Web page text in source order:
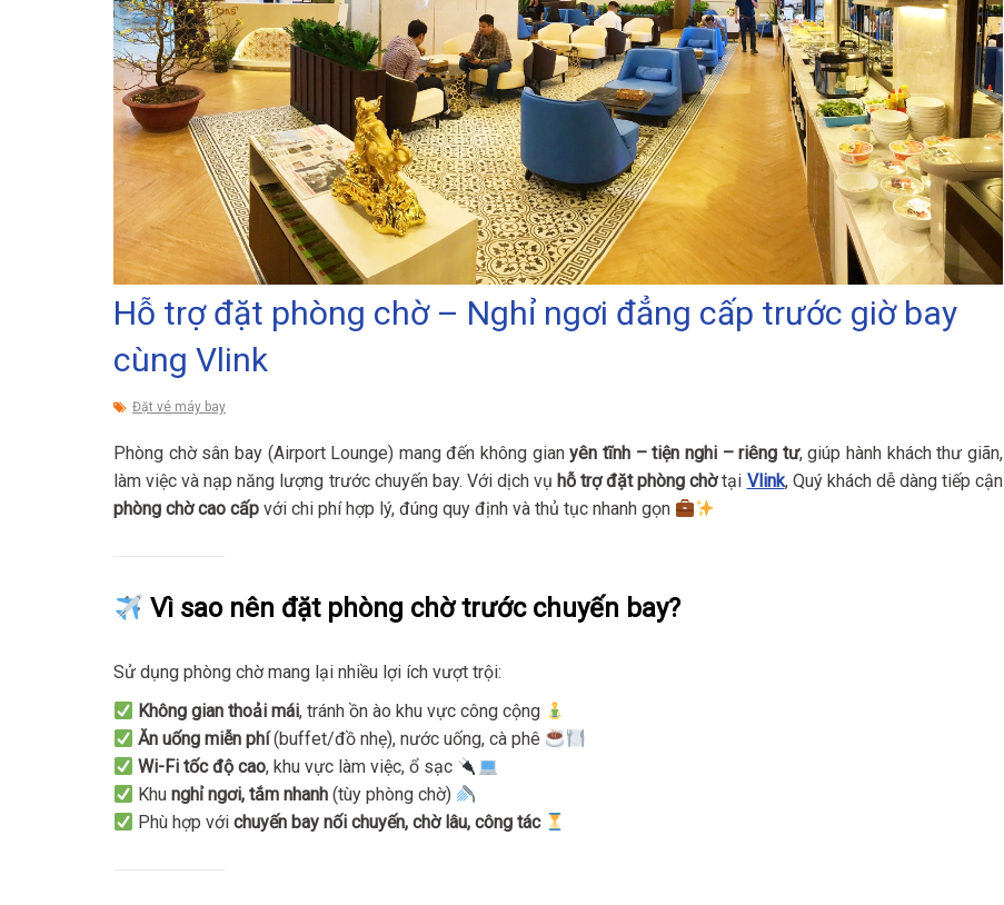
Hỗ trợ đặt phòng chờ – Nghỉ ngơi đẳng cấp trước giờ bay
cùng Vlink
Đặt vé máy bay
Phòng chờ sân bay (Airport Lounge) mang đến không gianyên tĩnh – tiện nghi – riêng tư, giúp hành khách thư giãn,
làm việc và nạp năng lượng trước chuyến bay. Với dịch vụ hỗ trợ đặt phòng chờtại Vlink, Quý khách dễ dàng tiếp cận
phòng chờ cao cấp với chi phí hợp lý, đúng quy định và thủ tục nhanh gọn
Vì sao nên đặt phòng chờ trước chuyến bay?
Sử dụng phòng chờ mang lại nhiều lợi ích vượt trội:
Không gian thoải mái, tránh ồn ào khu vực công cộng
Ăn uống miễn phí(buffet/đồ nhẹ), nước uống, cà phê
Wi-Fi tốc độ cao, khu vực làm việc, ổ sạc
Khunghỉ ngơi, tắm nhanh (tùy phòng chờ)
Phù hợp vớichuyến bay nối chuyến, chờ lâu, công tác